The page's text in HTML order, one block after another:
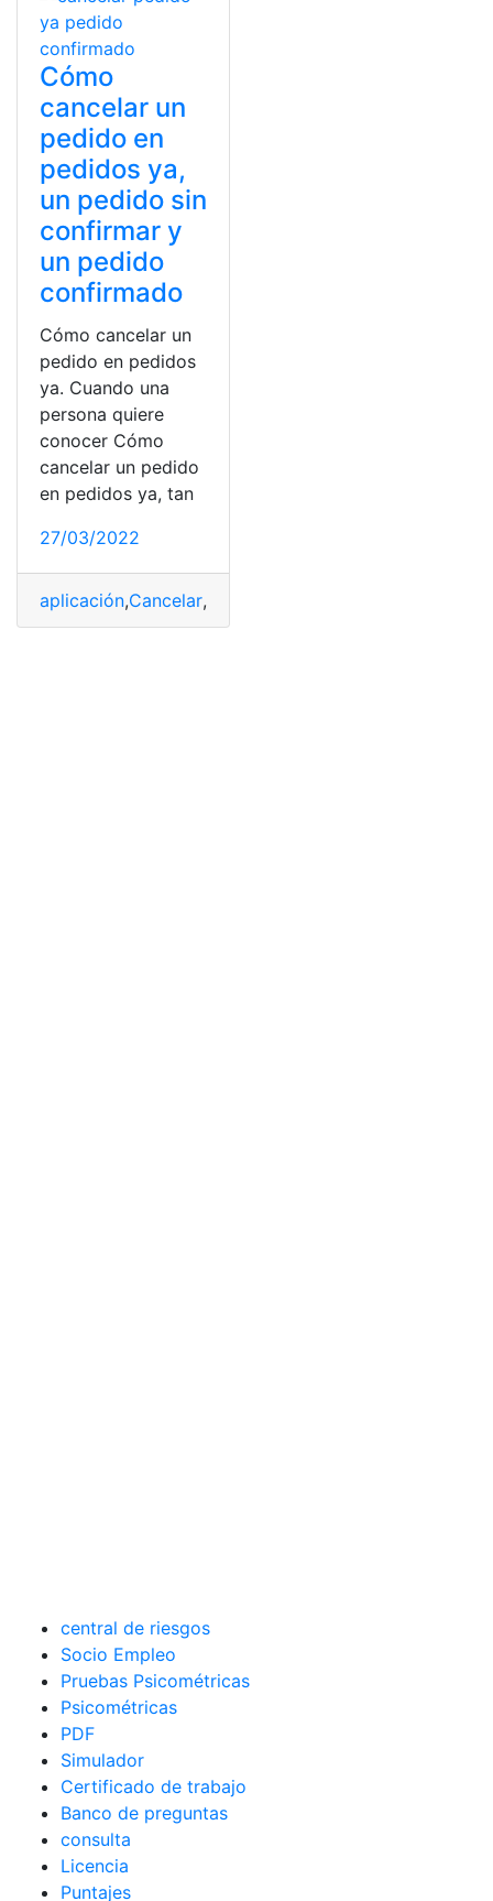
Cómo
cancelar un
pedido en
pedidos ya,
un pedido sin
confirmar y
un pedido
confirmado
Cómo cancelar un
pedido en pedidos
ya. Cuando una
persona quiere
conocer Cómo
cancelar un pedido
en pedidos ya, tan
27/03/2022
aplicación,Cancelar,
central de riesgos
Socio Empleo
Pruebas Psicométricas
Psicométricas
PDF
Simulador
Certificado de trabajo
Banco de preguntas
consulta
Licencia
Puntajes